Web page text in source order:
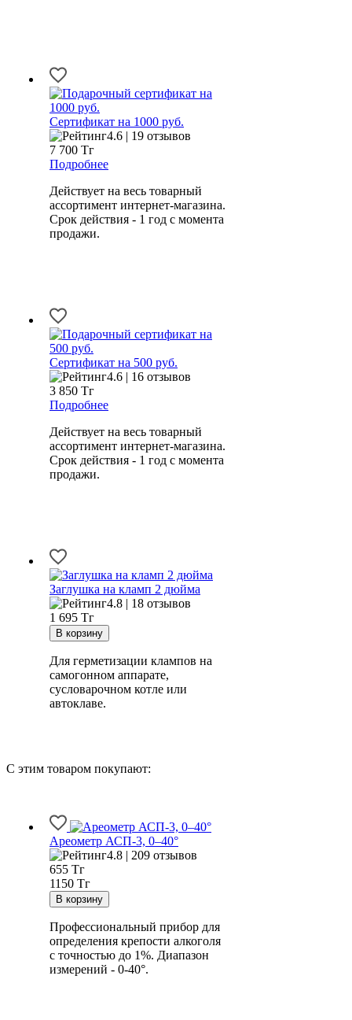
Сертификат на 1000 руб.
4.6 | 19 отзывов
7 700 Тг
Подробнее
Действует на весь товарный
ассортимент интернет-магазина.
Срок действия - 1 год с момента
продажи.
Сертификат на 500 руб.
4.6 | 16 отзывов
3 850 Тг
Подробнее
Действует на весь товарный
ассортимент интернет-магазина.
Срок действия - 1 год с момента
продажи.
Заглушка на кламп 2 дюйма
4.8 | 18 отзывов
1 695 Тг
Для герметизации клампов на
самогонном аппарате,
сусловарочном котле или
автоклаве.
С этим товаром покупают:
Ареометр АСП-3, 0–40°
4.8 | 209 отзывов
655 Тг
1150 Тг
Профессиональный прибор для
определения крепости алкоголя
с точностью до 1%. Диапазон
измерений - 0-40°.